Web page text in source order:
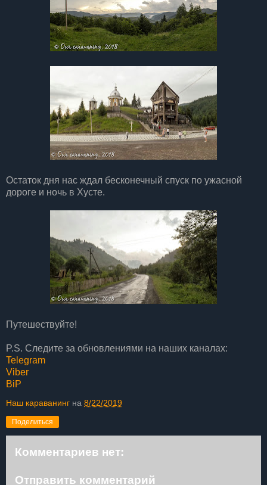
Остаток дня нас ждал бесконечный спуск по ужасной
дороге и ночь в Хусте.
Путешествуйте!
P.S. Следите за обновлениями на наших каналах:
Telegram
Viber
BiP
Наш караванинг на 8/22/2019
Поделиться
Комментариев нет:
Отправить комментарий